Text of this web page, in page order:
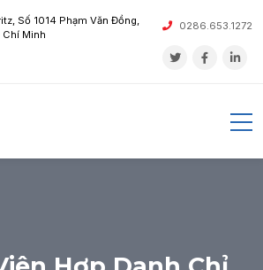
Số 1014 Phạm Văn Đồng,
Chí Minh
0286.653.1272